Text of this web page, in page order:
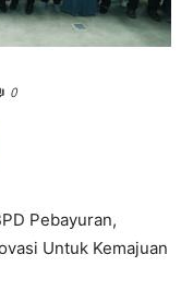
0
Pebayuran,
Untuk Kemajuan